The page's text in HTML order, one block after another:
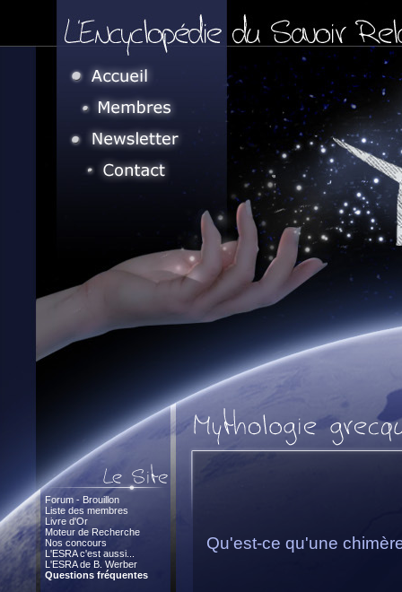
Forum - Brouillon
Liste des membres
Livre d'Or
Moteur de Recherche
Nos concours
L'ESRA c'est aussi...
L'ESRA de B. Werber
Questions fréquentes
Qu'est-ce qu'une